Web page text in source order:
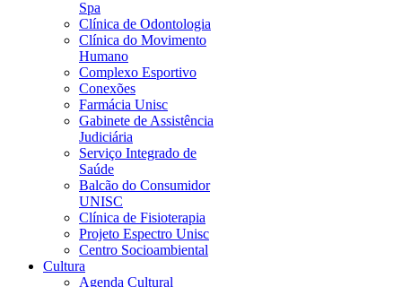
Spa
Clínica de Odontologia
Clínica do Movimento
Humano
Complexo Esportivo
Conexões
Farmácia Unisc
Gabinete de Assistência
Judiciária
Serviço Integrado de
Saúde
Balcão do Consumidor
UNISC
Clínica de Fisioterapia
Projeto Espectro Unisc
Centro Socioambiental
Cultura
Agenda Cultural